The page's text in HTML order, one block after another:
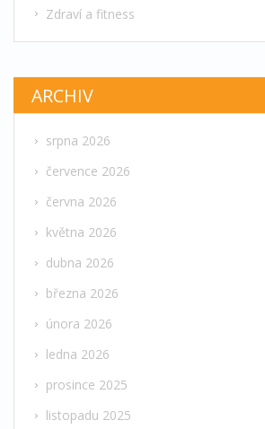
Zdraví a fitness
ARCHIV
srpna 2026
července 2026
června 2026
května 2026
dubna 2026
března 2026
února 2026
ledna 2026
prosince 2025
listopadu 2025